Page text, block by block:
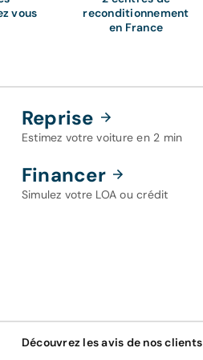
vous
reconditionnement
en France
Reprise
Estimez votre voiture en 2 min
Financer
Simulez votre LOA ou crédit
Découvrez les avis de nos clients